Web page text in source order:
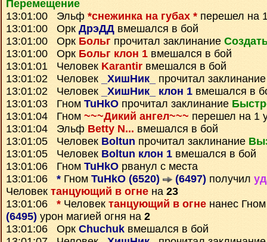
Перемещение
13:01:00 Эльф *снежинка на губах * перешел на
13:01:00 Орк ДрэДД вмешался в бой
13:01:00 Орк Больг прочитал заклинание
13:01:00 Орк Больг клон 1 вмешался в бой
13:01:01 Человек Karantir вмешался в бой
13:01:02 Человек
_ХишНик_
прочитал
13:01:02 Человек
_ХишНик_ клон 1 вмешался в
13:01:03 Гном TuHkO прочитал заклинание
13:01:04 Гном ~~~Дикий ангел~~~ перешел на 1
13:01:04 Эльф Betty N... вмешался в бой
13:01:05 Человек Boltun прочитал заклинание
13:01:05 Человек Boltun клон 1 вмешался в бой
13:01:06 Гном TuHkO рванул с места
13:01:06 * Гном TuHkO (6520) (6497) получил
Человек танцующий в огне на 23
13:01:06 * Человек танцующий в огне нанес
(6495) урон магией огня на 2
13:01:06 Орк Chuchuk вмешался в бой